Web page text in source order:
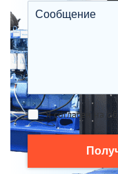
Я согласен на